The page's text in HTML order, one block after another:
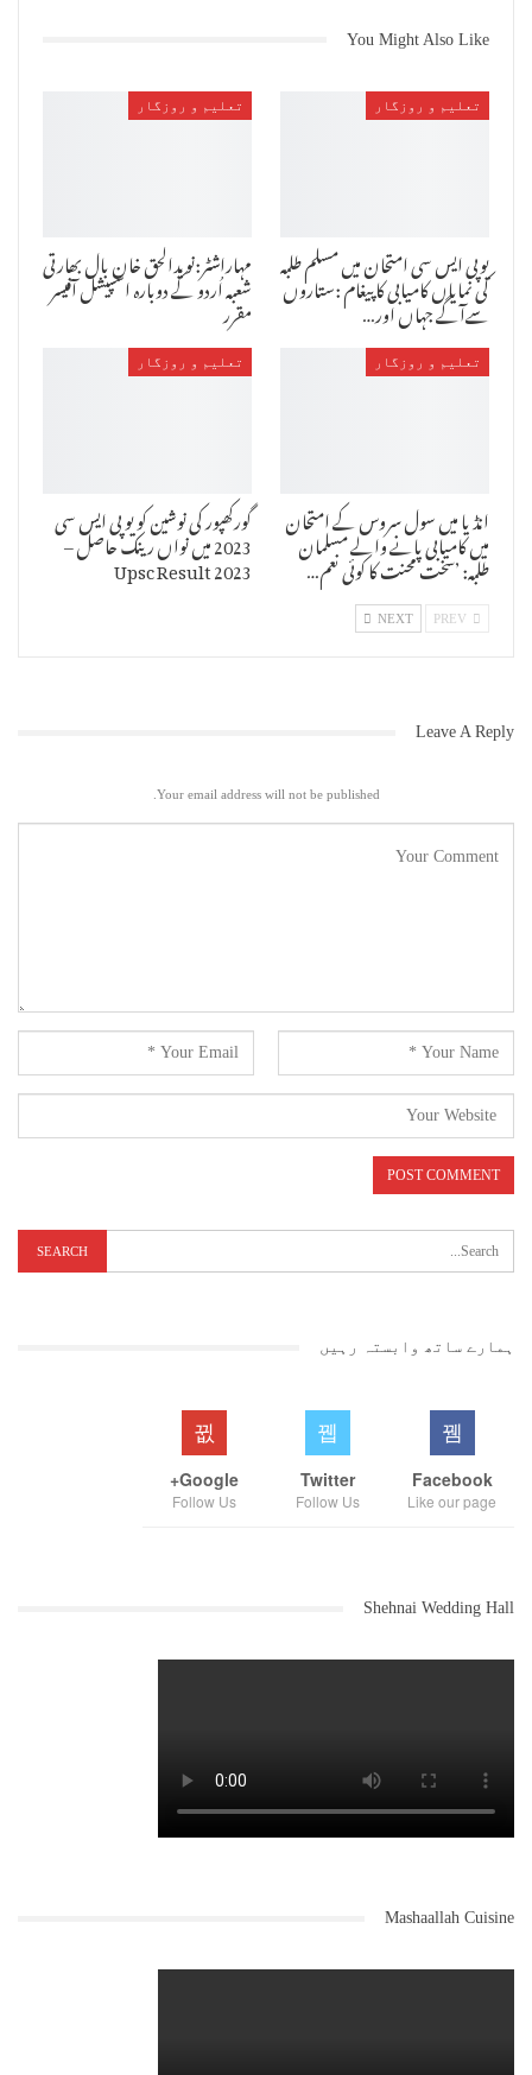
سلیکشن کمیٹی ہونے تک کے لئے تفویض کی ہے ۔ پروفیسر ارشد عمر اپنے
فرائضِ منصبی کے علاوہ مذکورہ ذمہ داری کو انجام دیں گے ۔ یہ احکامات
فوری طور پر روبہ عمل لائے گئے ہیں ۔
You Might Also Like
تعلیم و روزگار
یوپی ایس سی امتحان میں مسلم طلبہ
کی نمایاں کامیابی کا پیغام :ستاروں
سےآگے جہاں اور…
تعلیم و روزگار
مہاراشٹر:نویدالحق خان بال بھارتی
شعبہ اُردو کے دوبارہ اسپیشل آفیسر
مقرر
تعلیم و روزگار
انڈیا میں سول سروس کے امتحان
میں کامیابی پانے والے مسلمان
طلبہ: ’سخت محنت کا کوئی نعم…
تعلیم و روزگار
گورکھپور کی نوشین کو یو پی ایس سی
2023 میں نواں رینک حاصل –
Upsc Result 2023
NEXT
Leave A Reply
Your email address will not be published.
ہمارے ساتھ وابستہ رہیں
Facebook
Like our page
Twitter
Follow Us
Google+
Follow Us
Shehnai Wedding Hall
Mashaallah Cuisine